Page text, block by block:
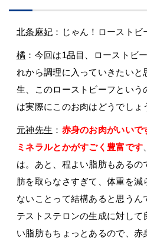
北条麻妃 ：じゃん！ローストビ
橘 ：今回は1品目、ローストビ
れから調理に入っていきたいと
生、このローストビーフという
は実際にこのお肉はどうでしょ
元神先生 ： 赤身のお肉がいいで
ミネラルとかがすごく豊富です
は。あと、程よい脂肪もあるの
肪を取らなさすぎて、体重を減
ないことって結構あると思うん
テストステロンの生成に対して
い脂肪もちょっとあるので、赤